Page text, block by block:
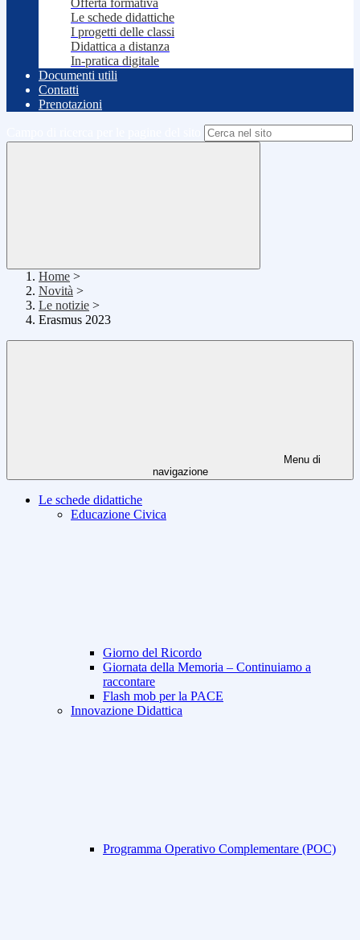
Offerta formativa
Le schede didattiche
I progetti delle classi
Didattica a distanza
In-pratica digitale
Documenti utili
Contatti
Prenotazioni
Home >
Novità >
Le notizie >
Erasmus 2023
Menu di
navigazione
Le schede didattiche
Educazione Civica
Giorno del Ricordo
Giornata della Memoria – Continuiamo a
raccontare
Flash mob per la PACE
Innovazione Didattica
Programma Operativo Complementare (POC)